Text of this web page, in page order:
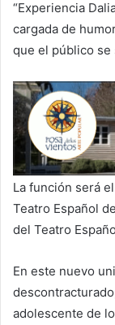
“Experiencia
cargada de
que el público
La función será
Teatro Español
del Teatro
En este nuevo
adolescente de